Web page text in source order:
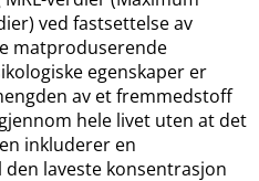
ved fastsettelse av
matproduserende
egenskaper er
av et fremmedstoff
hele livet uten at det
inkluderer en
laveste konsentrasjon